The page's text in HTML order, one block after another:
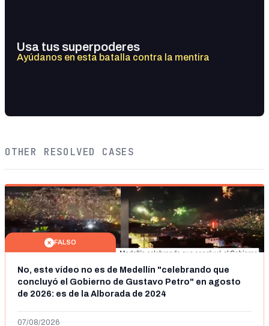
Usa tus superpoderes
Ayúdanos en esta batalla contra la mentira
OTHER RESOLVED CASES
FALSO
No, este vídeo no es de Medellín "celebrando que
concluyó el Gobierno de Gustavo Petro" en agosto
de 2026: es de la Alborada de 2024
07/08/2026